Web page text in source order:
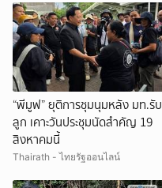
“พีมูฟ” ยุติการชุมนุมหลัง มท.รับ
ลูก เคาะวันประชุมนัดสำคัญ 19
สิงหาคมนี้
Thairath - ไทยรัฐออนไลน์